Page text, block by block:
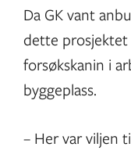
Da GK vant
dette prosjektet
forsøkskanin i
byggeplass.
– Her var viljen